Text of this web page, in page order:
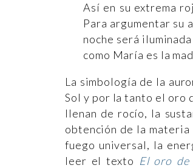
Así en su extrema
Para argumentar su
noche será
como María es la
La simbología de la
Sol y por la tanto el oro
llenan de rocío, la
obtención de la
fuego universal, la
leer el texto El oro de